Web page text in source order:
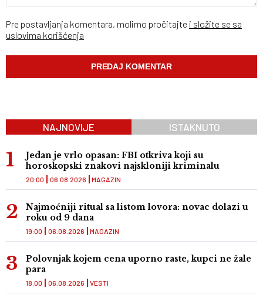
Pre postavljanja komentara, molimo pročitajte i složite se sa
uslovima korišćenja
NAJNOVIJE ISTAKNUTO
Jedan je vrlo opasan: FBI otkriva koji su
horoskopski znakovi najskloniji kriminalu
MAGAZIN
20:00 06.08.2026
Najmoćniji ritual sa listom lovora: novac dolazi u
roku od 9 dana
MAGAZIN
19:00 06.08.2026
Polovnjak kojem cena uporno raste, kupci ne žale
para
VESTI
18:00 06.08.2026